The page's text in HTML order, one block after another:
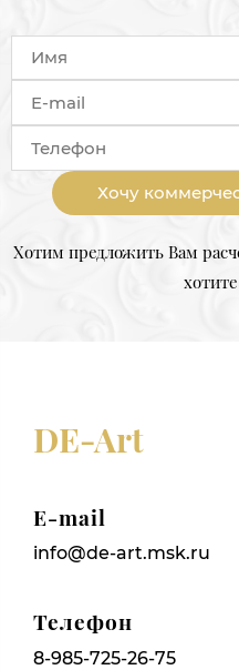
Хочу
Хотим предложить Вам
DE-Art
E-mail
info@de-art.msk.ru
Телефон
8-985-725-26-75